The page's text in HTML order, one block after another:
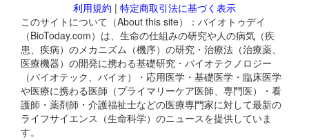
利用規約 | 特定商取引法に基づく表示
このサイトについて（About this site）：バイオトゥデイ
（BioToday.com）は、生命の仕組みの研究や人の病気（疾
患、疾病）のメカニズム（機序）の研究・治療法（治療薬、
医療機器）の開発に携わる基礎研究・バイオテクノロジー
（バイオテック、バイオ）・応用医学・基礎医学・臨床医学
や医療に携わる医師（プライマリーケア医師、専門医）・看
護師・薬剤師・介護福祉士などの医療専門家に対して最新の
ライフサイエンス（生命科学）のニュースを提供していま
す。